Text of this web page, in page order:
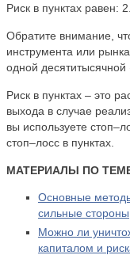
Риск в пунктах равен:
Обратите внимание,
инструмента или
одной десятитысячной
Риск в пунктах – это
выхода в случае
вы используете
стоп–лосс в пунктах.
МАТЕРИАЛЫ ПО
Основные
сильные стороны
Можно ли
капиталом и